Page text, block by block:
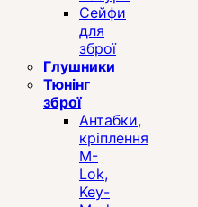
Сейфи
для
зброї
Глушники
Тюнінг
зброї
Антабки,
кріплення
M-
Lok,
Key-